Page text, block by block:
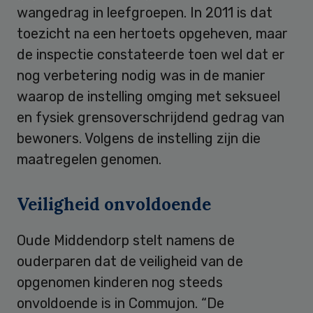
wangedrag in leefgroepen. In 2011 is dat
toezicht na een hertoets opgeheven, maar
de inspectie constateerde toen wel dat er
nog verbetering nodig was in de manier
waarop de instelling omging met seksueel
en fysiek grensoverschrijdend gedrag van
bewoners. Volgens de instelling zijn die
maatregelen genomen.
Veiligheid onvoldoende
Oude Middendorp stelt namens de
ouderparen dat de veiligheid van de
opgenomen kinderen nog steeds
onvoldoende is in Commujon. “De